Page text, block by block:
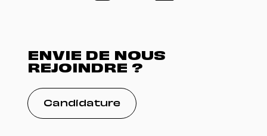
ENVIE DE NOUS
REJOINDRE ?
Candidature